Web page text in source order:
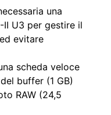
una
II U3 per gestire il
evitare
scheda veloce
buffer (1 GB)
RAW (24,5